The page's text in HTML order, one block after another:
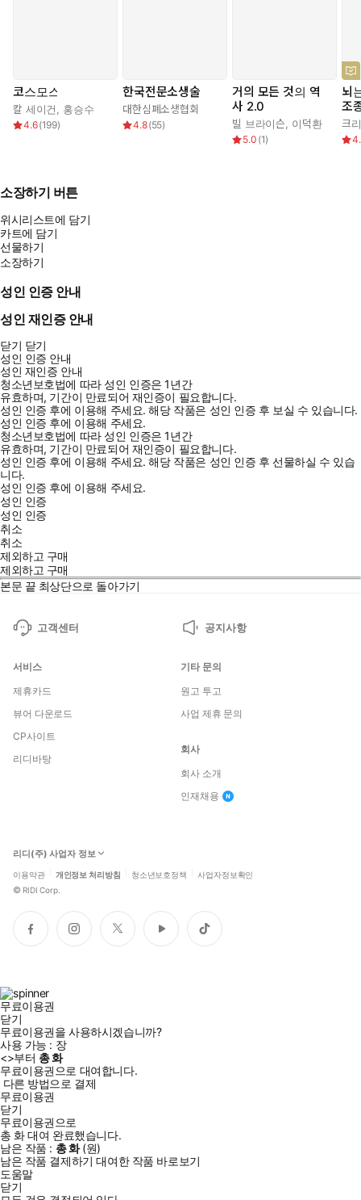
릿’(강인한 의지력)을 들어 반박할지도 모른다. 하지만 새폴스키는
자제력을 발휘하거나 노력하는 능력조차 생물학의 결과이며, 그릿
또한 신화일 뿐이라고 지적한다. 자기조절능력, 충동조절능력을 관
장하는 뇌 영역은 전전두피질(PFC)인데 PFC는 생물학적 요소로
시간-며칠-몇 년-몇천 년 전까지 꼬리에 꼬리를 물고 이어지는 일
들의 결과물일 따름이기 때문이다. 결국 한 사람의 성취는 그가 가
진 생물학적 기계가 우연히 더 좋은 환경에서 원활하게 작동한 덕분
일 뿐이며, 그 모든 것이 스스로 노력해서 얻은 특권은 아니다. 그렇
다면 우리가 누군가의 성공을 상찬하는 것도 누군가의 실패에 가혹
의는 미국 사회에 팽배한 능력주의에 대한 비판과 이어진다. 자신은
다른 사람보다 더 우월하다고 느끼거나 특권의식을 가진 이들이 만
더 많은 사람들에게 동기를 부여할 수 있을지 고민해야 한다.
나는 당신의 PFC가 진화한 과정을 다루면서 ‘진화한 유전자’와 ‘그
유전자가 뇌에서 코딩하는 단백질’과 ‘어린 시절의 환경과 경험이 이
러한 유전자와 단백질의 조절을 어떻게 변화시켰는지’에 대해 이야
기했다. 당신의 PFC를 지금 이 순간까지 이끌어온 꼬리에 꼬리를
무는 영향 사이에 자유의지가 끼어들 틈은 한 군데도 없다.
_ 「4장 강인한 의지력: 그릿의 신화」, 158쪽
물리학은 자유의지의 구원투수인가?
카오스이론에서 창발적 복잡성, 양자 불확정성까지…
자유의지의 선봉대에 선, 현대물리학 이론에 대한 반격
1~4장이 뇌과학, 신경생물학에 주요하게 기반을 두고 전개된다면,
5~10장에서는 현대물리학 이론이 집중적으로 다뤄진다. 그는 자유
물리학 이론 영역―카오스이론, 창발적 복잡성, 양자역학―을 차례
먼저 ‘카오스이론’. 카오스이론을 근거로 자유의지를 주장하는
이들은 생물학에서 예상치 못하게 복잡한 행동이 나온다면, 예측
스키는 예측이 불가하더라도 세계는 결정론적일 수 있으며, 예측
불가능성이 곧 ‘자유’는 아님을 지적한다. 즉 이유를 정확히 알 수
없다고 혼돈상태가 갑자기 발생했다고 보기는 어렵고, 복잡성 아
래에도 물리법칙이 면면히 작동하고 있다는 것이다. 다시 거북이
의 비유를 들자면 “당신을 지탱하는 두 개의 거북이 탑 중 어느
두번째는 ‘창발적 복잡성’으로 이는 생물학적 시스템에서 그 구성
요소가 무한히 반복되며 상호작용할 때 새로운 차원의 복잡성과
최적화를 달성하는 것을 뜻한다. 군집을 이룬 꿀벌이나 개미들이
먹이 장소에 대한 정보를 교환하는 데서 보이는 효율적 과정을 떠
올려보라. 창발적 복잡성은 마치 컴퓨터 과학자, 수학자, 도시계
획가가 달성하는 것과 맞먹는 수준의 새로움인데, 그렇다고 하여
“창발적으로 아무리 멋지더라도 개미 군집은 ‘개미 개체가 할 수
있는 일과 할 수 없는 일’의 제약을 받는 개미로, 뇌는 여전히 고
유의 기능을 수행하는 뇌세포로 이루어져 있기 때문이다.”
카오스계의 모든 단계는 변덕이 아닌 결정론에 의해 이루어진다. 단
순한 방식으로 상호작용하는 수많은 단순한 구성 부품들을 상호작
용하도록 놓아두면 놀랍도록 적응적인 복잡성이 생겨난다. 하지만
구성 부품은 여전히 단순하며, 생물학적 제약을 뛰어넘어 자유의지
와 같은 마법적 요소를 담을 수는 없다. 벽돌은 우아하고 화려한 무
언가가 되고 싶어할지 모르지만 언제나 벽돌로 남을 뿐이다. 그리
고 정말로 불확정적인 일은 훨씬 더 아래의 아원자 수준에서 일어나
코스모스
칼 세이건 홍승수
4.6(199)
한국전문소생술
대한심폐소생협회
4.8(55)
거의 모든 것의 역
사 2.0
빌 브라이슨 이덕환
5.0 (1)
뇌
조
크
소장하기 버튼
위시리스트에 담기
카트에 담기
선물하기
소장하기
성인 인증 안내
성인 재인증 안내
닫기 닫기
성인 인증 안내
성인 재인증 안내
청소년보호법에 따라 성인 인증은 1년간
유효하며, 기간이 만료되어 재인증이 필요합니다.
성인 인증 후에 이용해 주세요.해당 작품은 성인 인증 후 보실 수 있습니다.
성인 인증 후에 이용해 주세요.
청소년보호법에 따라 성인 인증은 1년간
유효하며, 기간이 만료되어 재인증이 필요합니다.
성인 인증 후에 이용해 주세요.해당 작품은 성인 인증 후 선물하실 수 있습
니다.
성인 인증 후에 이용해 주세요.
성인 인증
성인 인증
취소
취소
제외하고 구매
제외하고 구매
본문 끝 최상단으로 돌아가기
고객센터 공지사항
서비스
제휴카드
뷰어 다운로드
CP사이트
리디바탕
기타 문의
원고 투고
사업 제휴 문의
회사
회사 소개
인재채용
리디(주) 사업자 정보
이용약관 개인정보 처리방침 청소년보호정책 사업자정보확인
© RIDI Corp.
페
이
인
스
트
위
유
튜
틱
톡
무료이용권
닫기
무료이용권을 사용하시겠습니까?
사용 가능 : 장
<>부터 총화
무료이용권으로 대여합니다.
다른 방법으로 결제
무료이용권
닫기
무료이용권으로
총 화대여 완료했습니다.
남은 작품 : 총화(원)
남은 작품 결제하기 대여한 작품 바로보기
도움말
닫기